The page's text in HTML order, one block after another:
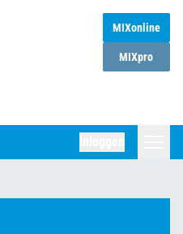
MIXonline
MIXpro